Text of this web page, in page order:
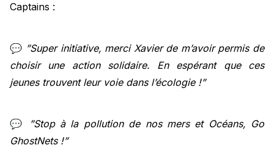
Captains :
💬 ”Super initiative, merci Xavier de m’avoir permis de
choisir une action solidaire. En espérant que ces
jeunes trouvent leur voie dans l’écologie !”
💬
”Stop à la pollution de nos mers et Océans, Go
GhostNets !”